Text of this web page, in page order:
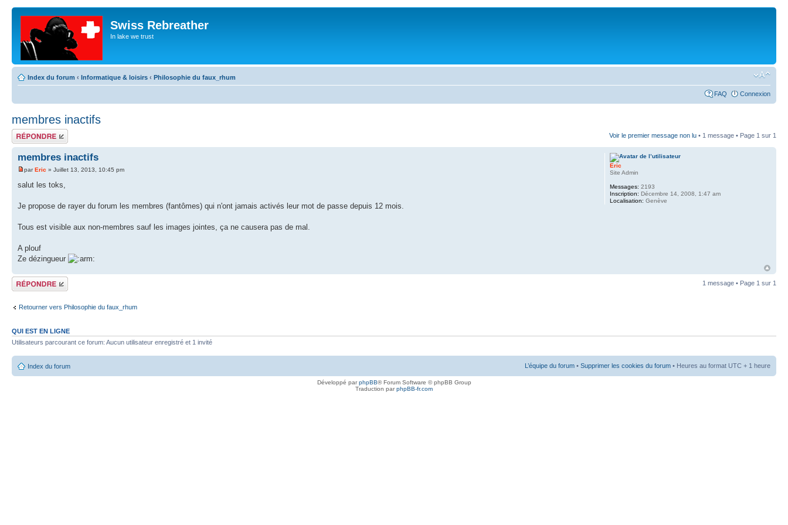
Swiss Rebreather
In lake we trust
Index du forum ‹ Informatique & loisirs ‹ Philosophie du faux_rhum
FAQ Connexion
membres inactifs
Répondre Voir le premier message non lu • 1 message • Page 1 sur 1
membres inactifs
parEric » Juillet 13, 2013, 10:45 pm
salut les toks,
Je propose de rayer du forum les membres (fantômes) qui n'ont jamais activés leur mot de passe depuis 12 mois.
Tous est visible aux non-membres sauf les images jointes, ça ne causera pas de mal.
A plouf
Ze dézingueur
Eric
Site Admin
Messages: 2193
Inscription: Décembre 14, 2008, 1:47 am
Localisation: Genève
Répondre 1 message • Page 1 sur 1
Retourner vers Philosophie du faux_rhum
QUI EST EN LIGNE
Utilisateurs parcourant ce forum: Aucun utilisateur enregistré et 1 invité
Index du forum L’équipe du forum • Supprimer les cookies du forum • Heures au format UTC + 1 heure
Développé parphpBB® Forum Software © phpBB Group
Traduction parphpBB-fr.com